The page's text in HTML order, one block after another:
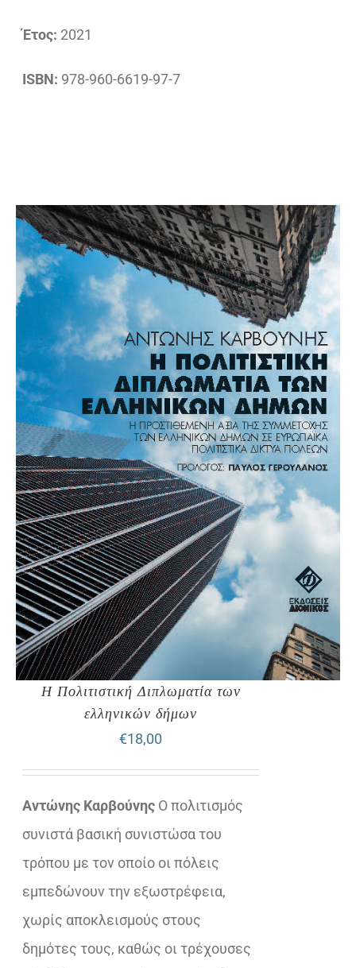
Έτος: 2021
ISBN: 978-960-6619-97-7
Η Πολιτιστική Διπλωματία των
ελληνικών δήμων
€18,00
Αντώνης Καρβούνης Ο πολιτισμός
συνιστά βασική συνιστώσα του
τρόπου με τον οποίο οι πόλεις
εμπεδώνουν την εξωστρέφεια,
χωρίς αποκλεισμούς στους
δημότες τους, καθώς οι τρέχουσες